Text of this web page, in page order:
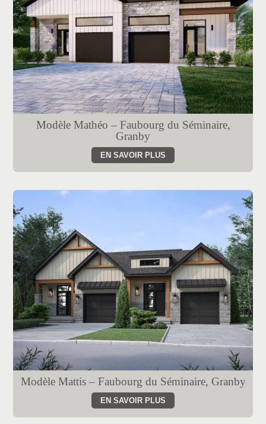
Modèle Mathéo – Faubourg du Séminaire,
Granby
EN SAVOIR PLUS
Modèle Mattis – Faubourg du Séminaire, Granby
EN SAVOIR PLUS